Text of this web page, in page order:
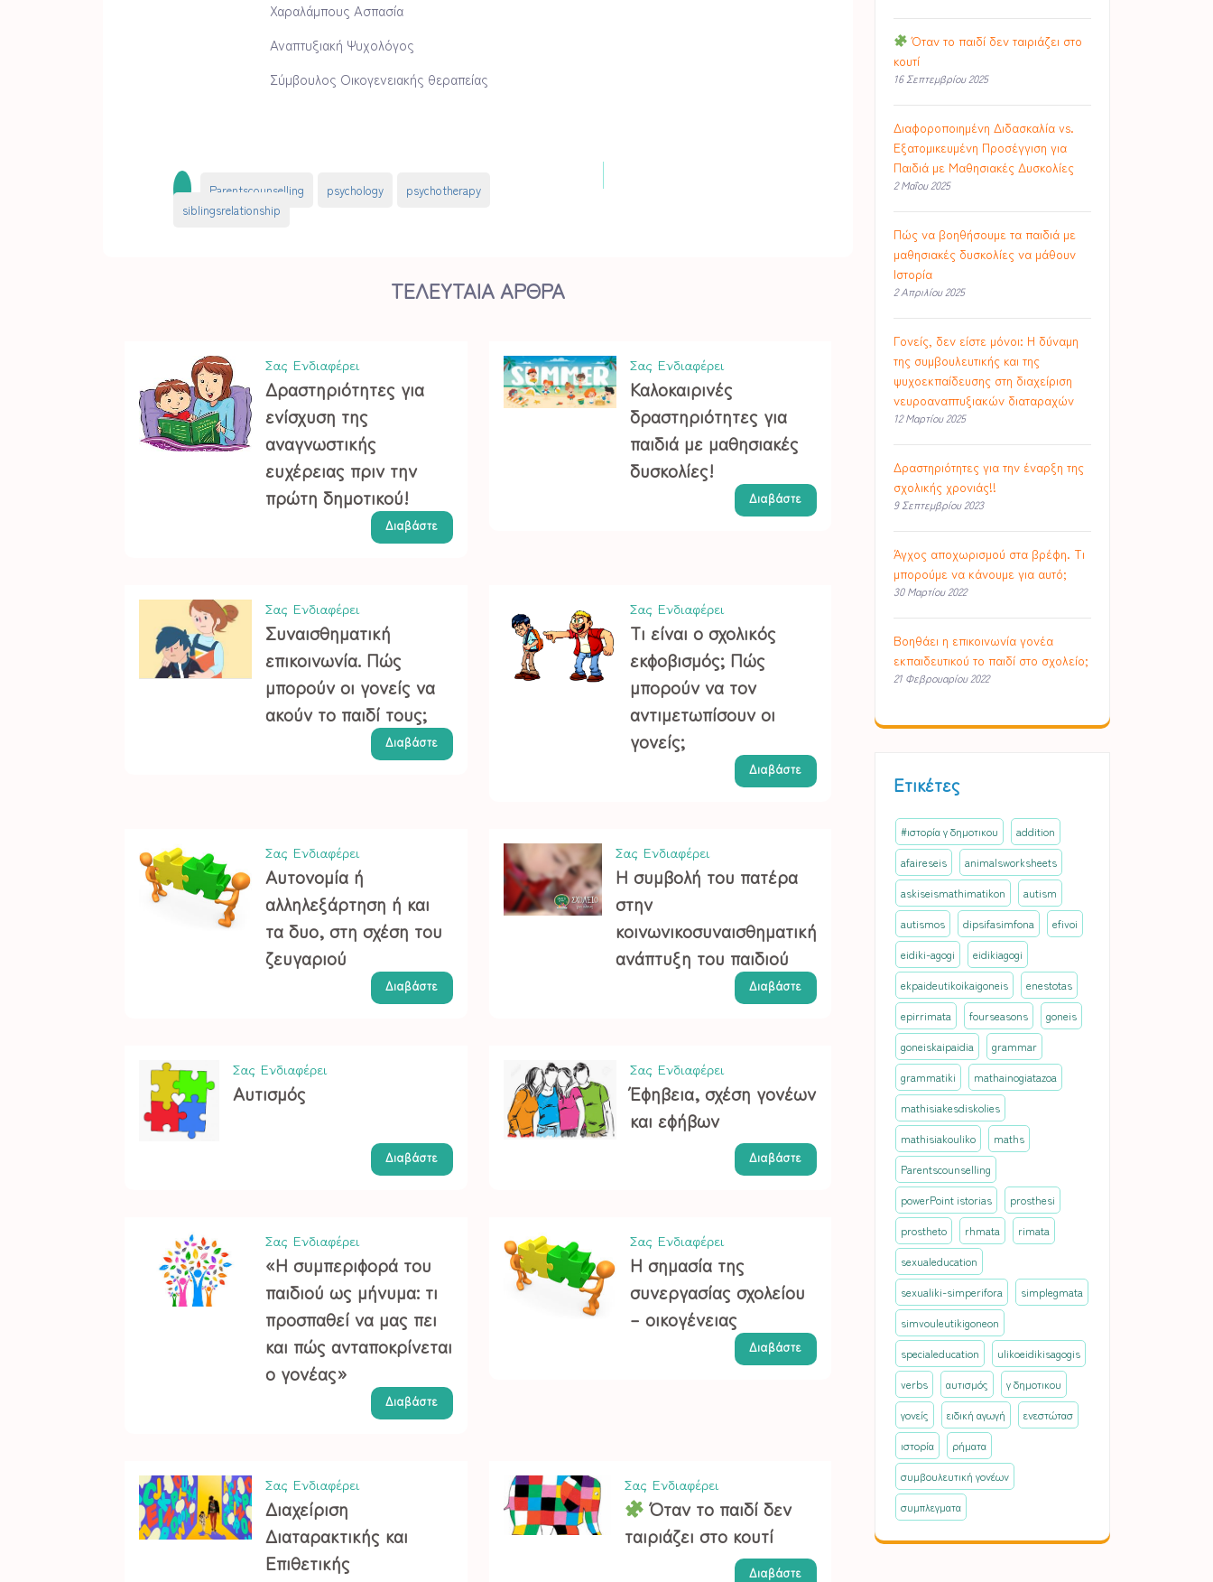
Χαραλάμπους Ασπασία
Αναπτυξιακή Ψυχολόγος
Σύμβουλος Οικογενειακής θεραπείας
Parentscounselling psychology
psychotherapy
siblingsrelationship
ΤΕΛΕΥΤΑΙΑ ΑΡΘΡΑ
Σας Ενδιαφέρει
Δραστηριότητες για
ενίσχυση της
αναγνωστικής
ευχέρειας πριν την
πρώτη δημοτικού!
Διαβάστε
Σας Ενδιαφέρει
Καλοκαιρινές
δραστηριότητες για
παιδιά με μαθησιακές
δυσκολίες!
Διαβάστε
Σας Ενδιαφέρει
Συναισθηματική
επικοινωνία. Πώς
μπορούν οι γονείς να
ακούν το παιδί τους;
Διαβάστε
Σας Ενδιαφέρει
Τι είναι ο σχολικός
εκφοβισμός; Πώς
μπορούν να τον
αντιμετωπίσουν οι
γονείς;
Διαβάστε
Σας Ενδιαφέρει
Αυτονομία ή
αλληλεξάρτηση ή και
τα δυο, στη σχέση του
ζευγαριού
Διαβάστε
Σας Ενδιαφέρει
Η συμβολή του πατέρα
στην
κοινωνικοσυναισθηματική
ανάπτυξη του παιδιού
Διαβάστε
Σας Ενδιαφέρει
Αυτισμός
Διαβάστε
Σας Ενδιαφέρει
Έφηβεια, σχέση γονέων
και εφήβων
Διαβάστε
Σας Ενδιαφέρει
«Η συμπεριφορά του
παιδιού ως μήνυμα: τι
προσπαθεί να μας πει
και πώς ανταποκρίνεται
ο γονέας»
Διαβάστε
Σας Ενδιαφέρει
Η σημασία της
συνεργασίας σχολείου
– οικογένειας
Διαβάστε
Σας Ενδιαφέρει
Διαχείριση
Διαταρακτικής και
Επιθετικής
Σας Ενδιαφέρει
Όταν το παιδί δεν
ταιριάζει στο κουτί
Διαβάστε
Όταν το παιδί δεν ταιριάζει στο
κουτί
16 Σεπτεμβρίου 2025
Διαφοροποιημένη Διδασκαλία vs.
Εξατομικευμένη Προσέγγιση για
Παιδιά με Μαθησιακές Δυσκολίες
2 Μαΐου 2025
Πώς να βοηθήσουμε τα παιδιά με
μαθησιακές δυσκολίες να μάθουν
Ιστορία
2 Απριλίου 2025
Γονείς, δεν είστε μόνοι: Η δύναμη
της συμβουλευτικής και της
ψυχοεκπαίδευσης στη διαχείριση
νευροαναπτυξιακών διαταραχών
12 Μαρτίου 2025
Δραστηριότητες για την έναρξη της
σχολικής χρονιάς!!
9 Σεπτεμβρίου 2023
Άγχος αποχωρισμού στα βρέφη. Τι
μπορούμε να κάνουμε για αυτό;
30 Μαρτίου 2022
Βοηθάει η επικοινωνία γονέα
εκπαιδευτικού το παιδί στο σχολείο;
21 Φεβρουαρίου 2022
Ετικέτες
#ιστορία γ δημοτικου
addition
afaireseis
animalsworksheets
askiseismathimatikon
autism
autismos
dipsifasimfona
efivoi
eidiki-agogi
eidikiagogi
ekpaideutikoikaigoneis
enestotas
epirrimata
fourseasons
goneis
goneiskaipaidia
grammar
grammatiki
mathainogiatazoa
mathisiakesdiskolies
mathisiakouliko
maths
Parentscounselling
powerPoint istorias
prosthesi
prostheto
rhmata
rimata
sexualeducation
sexualiki-simperifora
simplegmata
simvouleutikigoneon
specialeducation
ulikoeidikisagogis
verbs
αυτισμός
γ δημοτικου
γονείς
ειδική αγωγή
ενεστώτασ
ιστορία
ρήματα
συμβουλευτική γονέων
συμπλεγματα